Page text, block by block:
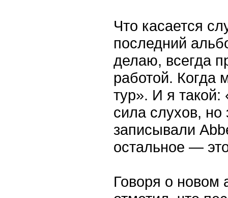
Что касается
последний
делаю, всегда
работой. Когда
тур». И я
сила слухов,
записывали
остальное —
Говоря о новом